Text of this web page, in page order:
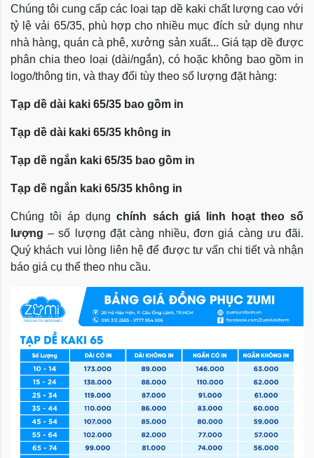
Chúng tôi cung cấp các loại tạp dề kaki chất lượng cao với
tỷ lệ vải 65/35, phù hợp cho nhiều mục đích sử dụng như
nhà hàng, quán cà phê, xưởng sản xuất... Giá tạp dề được
phân chia theo loại (dài/ngắn), có hoặc không bao gồm in
logo/thông tin, và thay đổi tùy theo số lượng đặt hàng:
Tạp dề dài kaki 65/35 bao gồm in
Tạp dề dài kaki 65/35 không in
Tạp dề ngắn kaki 65/35 bao gồm in
Tạp dề ngắn kaki 65/35 không in
Chúng tôi áp dụngchính sách giá linh hoạt theo số
lượng – số lượng đặt càng nhiều, đơn giá càng ưu đãi.
Quý khách vui lòng liên hệ để được tư vấn chi tiết và nhận
báo giá cụ thể theo nhu cầu.